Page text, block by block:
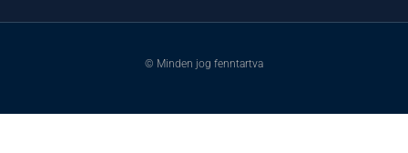
© Minden jog fenntartva